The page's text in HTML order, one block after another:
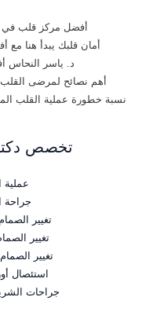
أفضل مركز قلب في
أمان قلبك يبدأ هنا
د. ياسر النحاس
أهم نصائح لمرضى
نسبة خطورة عملية القلب
تخصص
عملية
جراحة
تغيير
تغيير
تغيير
استئصال
جراحات